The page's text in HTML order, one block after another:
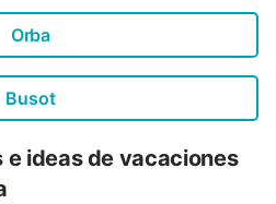
Orba
Busot
e ideas de vacaciones